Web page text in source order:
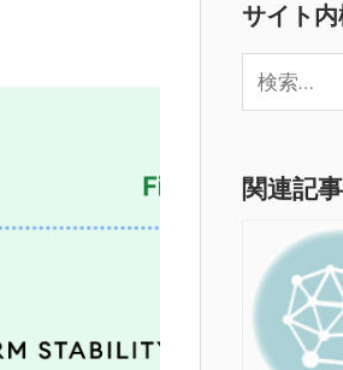
サイト
索:
関連記事